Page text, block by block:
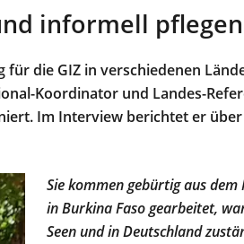
informell pflegen
für die GIZ in verschiedenen
Koordinator und Landes-
Im Interview berichtet er
Sie kommen gebürtig aus
in Burkina Faso gearbeitet,
Seen und in Deutschland